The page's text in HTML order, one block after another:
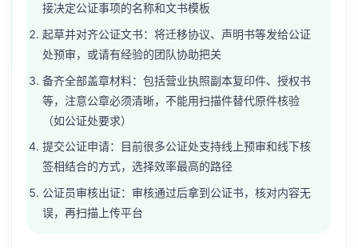
接决定公证事项的名称和文书模板
起草并对齐公证文书：将迁移协议、声明书等发给公证
处预审，或请有经验的团队协助把关
备齐全部盖章材料：包括营业执照副本复印件、授权书
等，注意公章必须清晰，不能用扫描件替代原件核验
（如公证处要求）
提交公证申请：目前很多公证处支持线上预审和线下核
签相结合的方式，选择效率最高的路径
公证员审核出证：审核通过后拿到公证书，核对内容无
误，再扫描上传平台